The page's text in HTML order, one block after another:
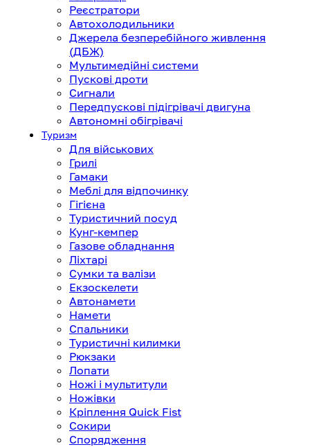
Реєстратори
Автохолодильники
Джерела безперебійного живлення
(ДБЖ)
Мультимедійні системи
Пускові дроти
Сигнали
Передпускові підігрівачі двигуна
Автономні обігрівачі
Туризм
Для військових
Грилі
Гамаки
Меблі для відпочинку
Гігієна
Туристичний посуд
Кунг-кемпер
Газове обладнання
Ліхтарі
Сумки та валізи
Екзоскелети
Автонамети
Намети
Спальники
Туристичні килимки
Рюкзаки
Лопати
Ножі і мультитули
Ножівки
Кріплення Quick Fist
Сокири
Спорядження